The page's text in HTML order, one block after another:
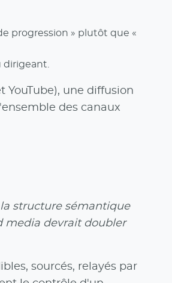
progression » plutôt que «
dirigeant.
YouTube), une diffusion
des canaux
structure sémantique
media devrait doubler
sourcés, relayés par